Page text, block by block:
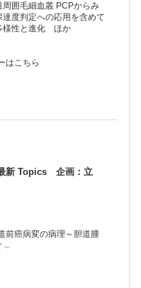
ロストーク
与
囲毛細血叢 PCPからみ
度判定への応用を含めて
様性と進化 ほか
はこちら
ださい。
新 Topics 企画：立
前癌病変の病理～胆道腫
～